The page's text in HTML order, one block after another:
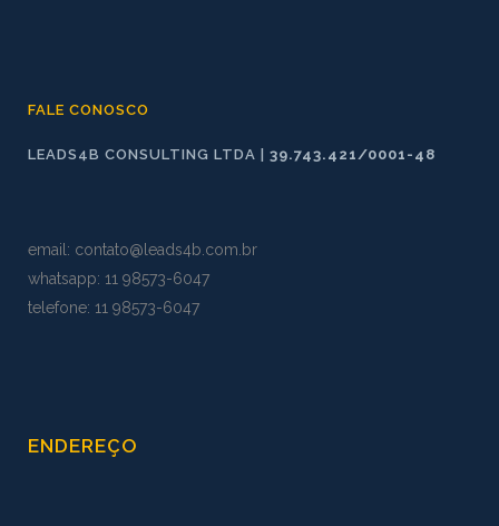
FALE CONOSCO
LEADS4B CONSULTING LTDA | 39.743.421/0001-48
email: contato@leads4b.com.br
whatsapp: 11 98573-6047
telefone: 11 98573-6047
ENDEREÇO